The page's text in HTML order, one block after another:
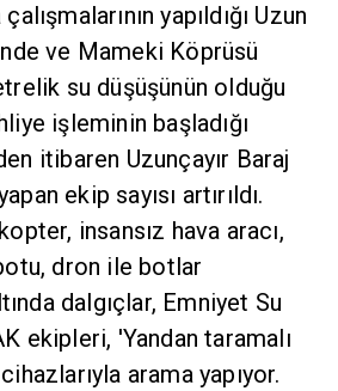
yapıldığı Uzun
ve Mameki Köprüsü
su düşüşünün olduğu
işleminin başladığı
itibaren Uzunçayır Baraj
ekip sayısı artırıldı.
insansız hava aracı,
dron ile botlar
dalgıçlar, Emniyet Su
ekipleri, 'Yandan taramalı
arama yapıyor.